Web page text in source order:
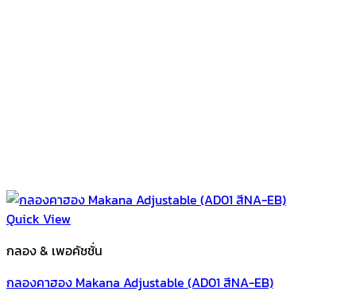
Quick View
กลอง & เพอคัชชั่น
กลองคาฮอง Makana Adjustable (AD01 สีNA-EB)